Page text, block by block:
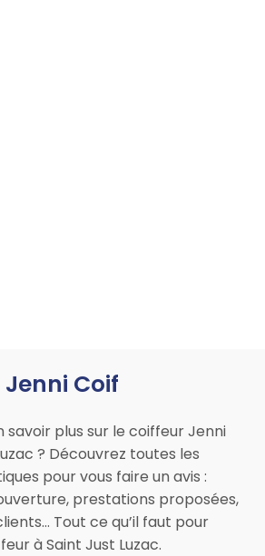
Jenni Coif
savoir plus sur le coiffeur Jenni
? Découvrez toutes les
pour vous faire un avis :
prestations proposées,
Tout ce qu’il faut pour
à Saint Just Luzac.